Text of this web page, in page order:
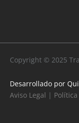
Copyright © 2025
Desarrollado por
Aviso Legal |